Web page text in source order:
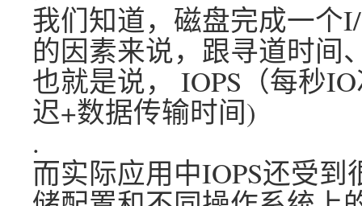
我们知道，磁盘完成一个
的因素来说，跟寻道时间
也就是说， IOPS（每秒
迟+数据传输时间)
.
而实际应用中IOPS还受